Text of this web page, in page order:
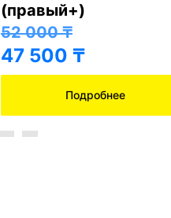
(правый+)
52 000₸
47 500 ₸
Подробнее